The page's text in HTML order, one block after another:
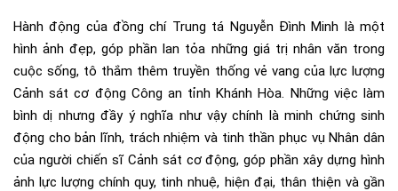
Hành động của đồng chí Trung tá Nguyễn Đình Minh là một
hình ảnh đẹp, góp phần lan tỏa những giá trị nhân văn trong
cuộc sống, tô thắm thêm truyền thống vẻ vang của lực lượng
Cảnh sát cơ động Công an tỉnh Khánh Hòa. Những việc làm
bình dị nhưng đầy ý nghĩa như vậy chính là minh chứng sinh
động cho bản lĩnh, trách nhiệm và tinh thần phục vụ Nhân dân
của người chiến sĩ Cảnh sát cơ động, góp phần xây dựng hình
ảnh lực lượng chính quy, tinh nhuệ, hiện đại, thân thiện và gần